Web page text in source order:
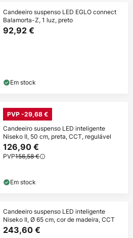
Candeeiro suspenso LED EGLO connect
Balamorta-Z, 1 luz, preto
92,92 €
Em stock
PVP -29,68 €
Candeeiro suspenso LED inteligente
Niseko II, 50 cm, preta, CCT, regulável
126,90 €
PVP156,58 €
Em stock
Candeeiro suspenso LED inteligente
Niseko II, Ø 65 cm, cor de madeira, CCT
243,60 €